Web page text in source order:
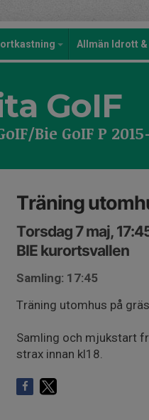
Allmän Idrott
GoIF
Bie GoIF P
Träning
Torsdag 7 maj,
BIE kurortsvallen
Samling: 17:45
Träning utomhus på
Samling och mjukstart
strax innan kl18.